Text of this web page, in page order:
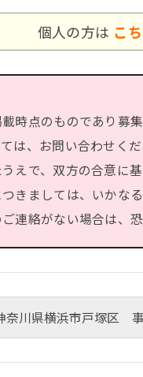
個人の方は こ
時点のものであり
は、お問い合わせく
えで、双方の合意に
きましては、いかな
連絡がない場合は